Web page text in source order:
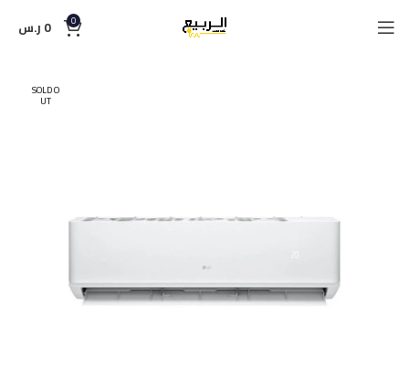
0
0 ر.س
SOLD O
UT